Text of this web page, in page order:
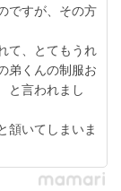
ですが、その方
て、とてもうれ
弟くんの制服お
と言われまし
頷いてしまいま